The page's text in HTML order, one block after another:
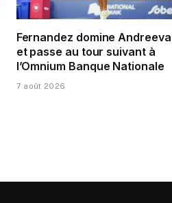
Fernandez domine Andreeva
et passe au tour suivant à
l’Omnium Banque Nationale
7 août 2026